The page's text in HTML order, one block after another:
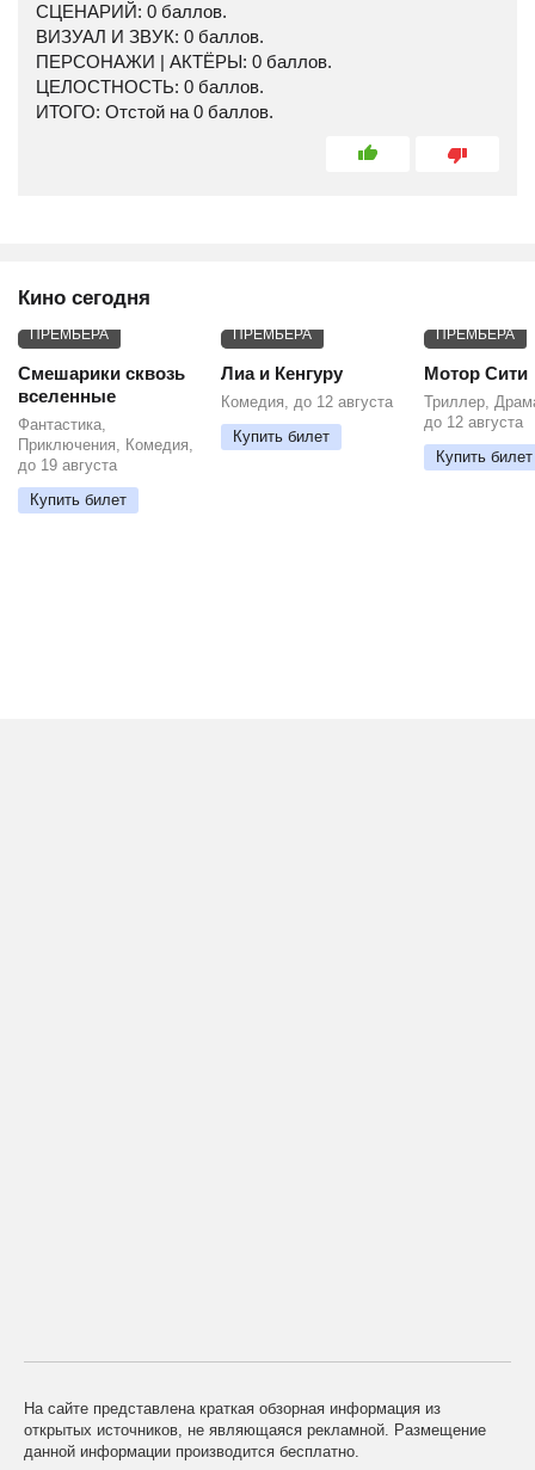
СЦЕНАРИЙ: 0 баллов.
ВИЗУАЛ И ЗВУК: 0 баллов.
ПЕРСОНАЖИ | АКТЁРЫ: 0 баллов.
ЦЕЛОСТНОСТЬ: 0 баллов.
ИТОГО: Отстой на 0 баллов.
Кино сегодня
ПРЕМЬЕРА
Смешарики сквозь
вселенные
Фантастика,
Приключения, Комедия,
до 19 августа
Купить билет
ПРЕМЬЕРА
Лиа и Кенгуру
Комедия, до 12 августа
Купить билет
ПРЕМЬЕРА
Мотор Сити
Триллер,
до 12 августа
Купить билет
На сайте представлена краткая обзорная информация из
открытых источников, не являющаяся рекламной. Размещение
данной информации производится бесплатно.